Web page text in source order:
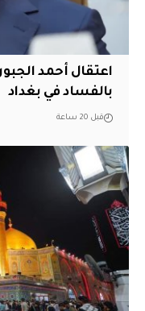
اعتقال أحمد
بالفساد في بغداد
قبل 20 ساعة